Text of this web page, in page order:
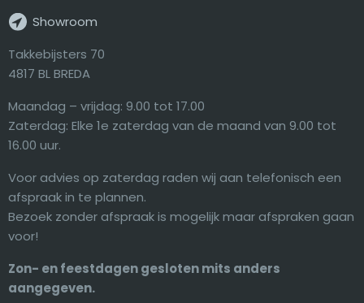
Showroom
Takkebijsters 70
4817 BL BREDA
Maandag – vrijdag: 9.00 tot 17.00
Zaterdag: Elke 1e zaterdag van de maand van 9.00 tot
16.00 uur.
Voor advies op zaterdag raden wij aan telefonisch een
afspraak in te plannen.
Bezoek zonder afspraak is mogelijk maar afspraken gaan
voor!
Zon- en feestdagen gesloten mits anders
aangegeven.